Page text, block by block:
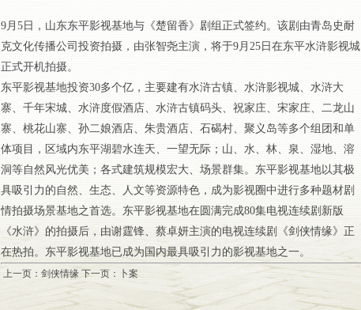
9月5日，山东东平影视基地与《楚留香》剧组正式签约。该剧由青岛史耐
克文化传播公司投资拍摄，由张智尧主演，将于9月25日在东平水浒影视城
正式开机拍摄。
东平影视基地投资30多个亿，主要建有水浒古镇、水浒影视城、水浒大
寨、千年宋城、水浒度假酒店、水浒古镇码头、祝家庄、宋家庄、二龙山
寨、桃花山寨、孙二娘酒店、朱贵酒店、石碣村、聚义岛等多个组团和单
体项目，区域内东平湖碧水连天、一望无际；山、水、林、泉、湿地、溶
洞等自然风光优美；各式建筑规模宏大、场景群集。东平影视基地以其极
具吸引力的自然、生态、人文等资源特色，成为影视圈中进行多种题材剧
情拍摄场景基地之首选。东平影视基地在圆满完成80集电视连续剧新版
《水浒》的拍摄后，由谢霆锋、蔡卓妍主演的电视连续剧《剑侠情缘》正
在热拍。东平影视基地已成为国内最具吸引力的影视基地之一。
上一页： 剑侠情缘下一页： 卜案